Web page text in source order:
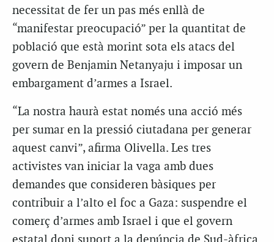
necessitat de fer un pas més enllà de
“manifestar preocupació” per la quantitat de
població que està morint sota els atacs del
govern de Benjamin Netanyaju i imposar un
embargament d’armes a Israel.
“La nostra haurà estat només una acció més
per sumar en la pressió ciutadana per generar
aquest canvi”, afirma Olivella. Les tres
activistes van iniciar la vaga amb dues
demandes que consideren bàsiques per
contribuir a l’alto el foc a Gaza: suspendre el
comerç d’armes amb Israel i que el govern